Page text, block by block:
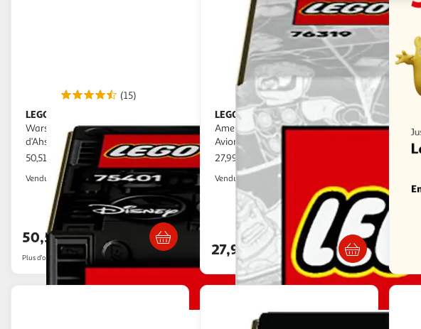
(15)
LEGO
Wars 75401 Le Jedi Interceptor
d’Ahsoka - Jeu de construction
50,51€ / pce
Vendu par2KINGS
Livraison dès 5/6 jours
50,51€
Plus d'offres à partir de 52.99€
LEGOMarvel 76319 Captain
America contre Thanos - Jouet
Avion pour Enfants dès 4 ans
27,99€ / pce
Vendu par Auchan
Livr. ou retrait dès 4/5 jours
27,99€